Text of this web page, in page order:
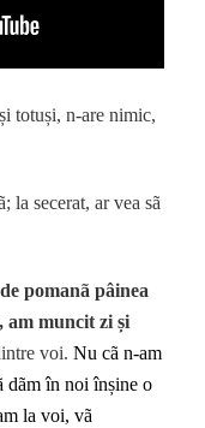
totuși, n-are nimic,
la secerat, ar vea sã
pomanã pâinea
am muncit zi și
voi. Nu cã n-am
dãm în noi înșine o
la voi, vã